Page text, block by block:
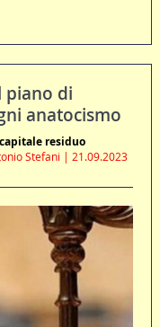
piano di
anatocismo
residuo
Stefani | 21.09.2023